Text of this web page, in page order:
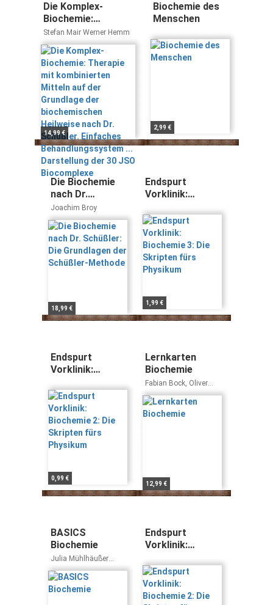
Die Komplex-
Biochemie:
Therapie mit
kombinierten
Mitteln auf der
Grundlage der
biochemischen
Heilweise nach Dr.
Schüßler. Einfaches
Behandlungssystem
... Darstellung der
30 JSO
Biocomplexe
Stefan Mair Werner Hemm
14,99 €
Biochemie des
Menschen
2,99 €
Die Biochemie
nach Dr.
Schüßler: Die
Grundlagen der
Schüßler-
Methode
Joachim Broy
18,99 €
Endspurt
Vorklinik:
Skripten fürs
Physikum
1,99 €
Endspurt
Vorklinik:
Skripten fürs
Physikum
0,99 €
Lernkarten
Biochemie
Fabian Bock, Oliver
Adolph, Maximilian
Pfau, Björn Jacobi
12,99 €
BASICS
Biochemie
Julia Mühlhäußer
Hanni Kirchner
Endspurt
Vorklinik:
Skripten fürs
Physikum